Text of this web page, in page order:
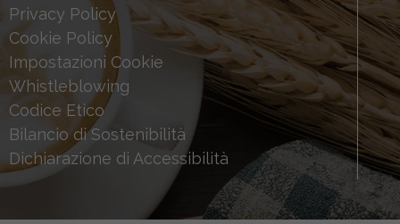
Privacy Policy
Cookie Policy
Impostazioni Cookie
Whistleblowing
Codice Etico
Bilancio di Sostenibilità
Dichiarazione di Accessibilità